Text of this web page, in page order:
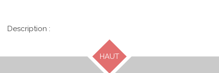
Description :
HAUT